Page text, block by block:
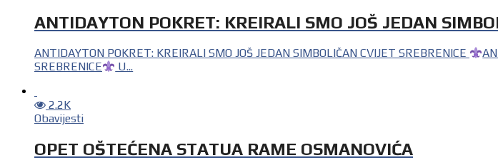
ANTIDAYTON POKRET: KREIRALI SMO JOŠ JEDAN
ANTIDAYTON POKRET: KREIRALI SMO JOŠ JEDAN SIMBOLIČAN CVIJET SREBRENICE
SREBRENICE
U...
2.2K
Obavijesti
OPET OŠTEĆENA STATUA RAME OSMANOVIĆA